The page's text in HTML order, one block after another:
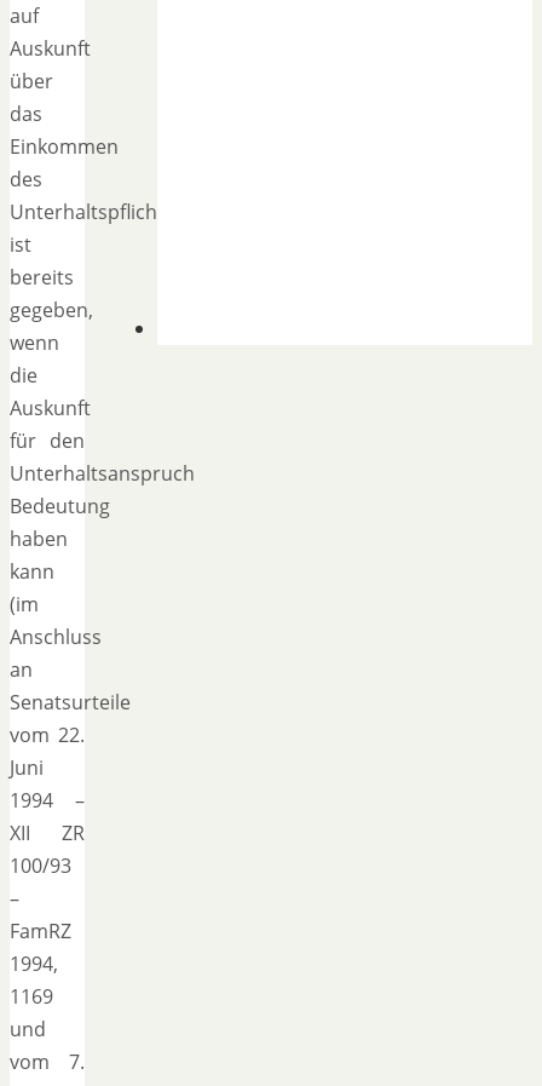
auf
Auskunft
über
das
Einkommen
des
Unterhaltspflichtigen
ist
bereits
gegeben,
wenn
die
Auskunft
für den
Unterhaltsanspruch
Bedeutung
haben
kann
(im
Anschluss
an
Senatsurteile
vom 22.
Juni
1994 –
XII ZR
100/93
–
FamRZ
1994,
1169
und
vom 7.